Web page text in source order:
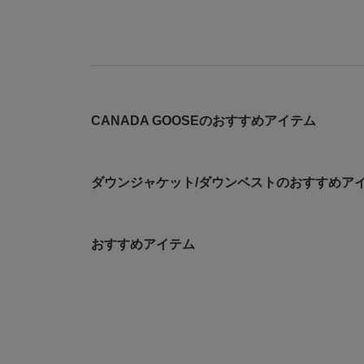
CANADA GOOSEのおすすめアイテム
ダウンジャケット/ダウンベストのおすすめア
おすすめアイテム